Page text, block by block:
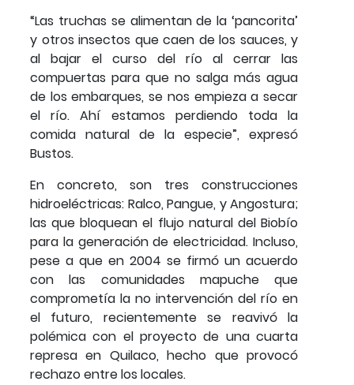
“Las truchas se alimentan de la ‘pancorita’
y otros insectos que caen de los sauces, y
al bajar el curso del río al cerrar las
compuertas para que no salga más agua
de los embarques, se nos empieza a secar
el río. Ahí estamos perdiendo toda la
comida natural de la especie”, expresó
Bustos.
En concreto, son tres construcciones
hidroeléctricas: Ralco, Pangue, y Angostura;
las que bloquean el flujo natural del Biobío
para la generación de electricidad. Incluso,
pese a que en 2004 se firmó un acuerdo
con las comunidades mapuche que
comprometía la no intervención del río en
el futuro, recientemente se reavivó la
polémica con el proyecto de una cuarta
represa en Quilaco, hecho que provocó
rechazo entre los locales.